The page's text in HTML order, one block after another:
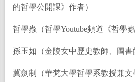
的哲學公開課》作者）
哲學蟲（哲學Youtube頻道《哲學蟲
孫玉如（金陵女中歷史教師、圖書
冀劍制（華梵大學哲學系教授兼文